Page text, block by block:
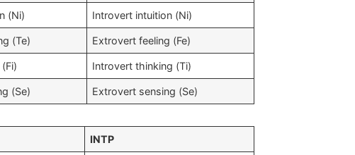
(Ni) Introvert intuition (Ni)
(Te) Extrovert feeling (Fe)
Introvert thinking (Ti)
(Se) Extrovert sensing (Se)
INTP